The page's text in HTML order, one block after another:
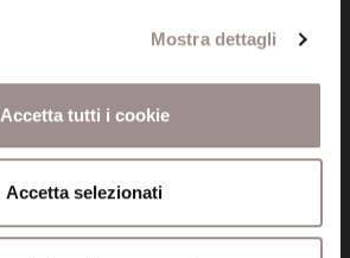
Mostra dettagli
Accetta tutti i cookie
Accetta selezionati